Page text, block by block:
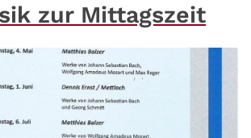
zur Mittagszeit